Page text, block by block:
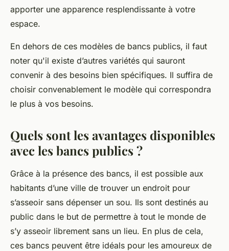
apporter une apparence resplendissante à votre
espace.
En dehors de ces modèles de bancs publics, il faut
noter qu'il existe d’autres variétés qui sauront
convenir à des besoins bien spécifiques. Il suffira de
choisir convenablement le modèle qui correspondra
le plus à vos besoins.
Quels sont les avantages disponibles
avec les bancs publics ?
Grâce à la présence des bancs, il est possible aux
habitants d’une ville de trouver un endroit pour
s’asseoir sans dépenser un sou. Ils sont destinés au
public dans le but de permettre à tout le monde de
s’y asseoir librement sans un lieu. En plus de cela,
ces bancs peuvent être idéals pour les amoureux de